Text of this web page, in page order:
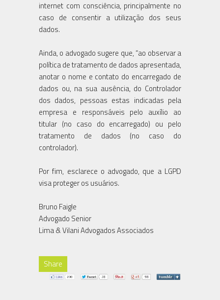
internet com consciência, principalmente no
caso de consentir a utilização dos seus
dados.
Ainda, o advogado sugere que, “ao observar a
política de tratamento de dados apresentada,
anotar o nome e contato do encarregado de
dados ou, na sua ausência, do Controlador
dos dados, pessoas estas indicadas pela
empresa e responsáveis pelo auxílio ao
titular (no caso do encarregado) ou pelo
tratamento de dados (no caso do
controlador).
Por fim, esclarece o advogado, que a LGPD
visa proteger os usuários.
Bruno Faigle
Advogado Senior
Lima & Vilani Advogados Associados
Share